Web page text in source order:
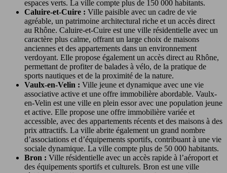
espaces verts. La ville compte plus de 150 000 habitants.
Caluire-et-Cuire : Ville paisible avec un cadre de vie
agréable, un patrimoine architectural riche et un accès direct
au Rhône. Caluire-et-Cuire est une ville résidentielle avec un
caractère plus calme, offrant un large choix de maisons
anciennes et des appartements dans un environnement
verdoyant. Elle propose également un accès direct au Rhône,
permettant de profiter de balades à vélo, de la pratique de
sports nautiques et de la proximité de la nature.
Vaulx-en-Velin : Ville jeune et dynamique avec une vie
associative active et une offre immobilière abordable. Vaulx-
en-Velin est une ville en plein essor avec une population jeune
et active. Elle propose une offre immobilière variée et
accessible, avec des appartements récents et des maisons à des
prix attractifs. La ville abrite également un grand nombre
d’associations et d’équipements sportifs, contribuant à une vie
sociale dynamique. La ville compte plus de 50 000 habitants.
Bron : Ville résidentielle avec un accès rapide à l’aéroport et
des équipements sportifs et culturels. Bron est une ville